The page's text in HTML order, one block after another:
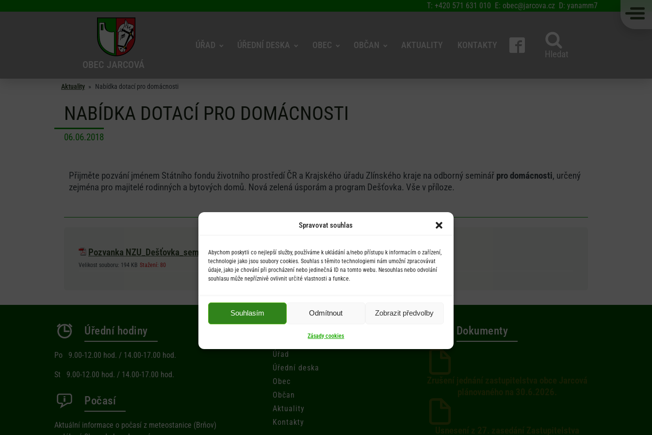
Spravovat souhlas
Abychom poskytli co nejlepší služby, používáme k ukládání a/nebo přístupu k informacím o zařízení,
technologie jako jsou soubory cookies. Souhlas s těmito technologiemi nám umožní zpracovávat
údaje, jako je chování při procházení nebo jedinečná ID na tomto webu. Nesouhlas nebo odvolání
souhlasu může nepříznivě ovlivnit určité vlastnosti a funkce.
Souhlasím Odmítnout Zobrazit předvolby
Zásady cookies
T: +420 571 631 010 E: obec@jarcova.cz D: yanamm7
OBEC JARCOVÁ
ÚŘAD ÚŘEDNÍ DESKA OBEC OBČAN AKTUALITY KONTAKTY
Hledat
Aktuality » Nabídka dotací pro domácnosti
NABÍDKA DOTACÍ PRO DOMÁCNOSTI
06.06.2018
Přijměte pozvání jménem Státního fondu životního prostředí ČR a Krajského úřadu Zlínského kraje na odborný seminář pro domácnosti, určený
zejména pro majitelé rodinných a bytových domů. Nová zelená úsporám a program Dešťovka. Vše v příloze.
Pozvanka NZU_Dešťovka_semináře_ZLN_v2
Velikost souboru: 194 KB Stažení: 80
Úřední hodiny
Po 9.00-12.00 hod. / 14.00-17.00 hod.
St 9.00-12.00 hod. / 14.00-17.00 hod.
Počasí
Aktuální informace o počasí z meteostanice (Brňov)
Úřad
Úřední deska
Obec
Občan
Aktuality
Kontakty
Dokumenty